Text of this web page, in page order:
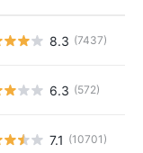
8.3 (7437)
6.3 (572)
7.1 (10701)